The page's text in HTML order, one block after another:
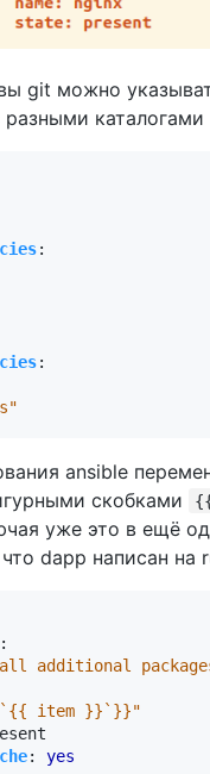
git можно
каталогами
:
:
ansible
скобками
уже это в ещё
dapp написан на
:
additional
item }}`}}"
: yes